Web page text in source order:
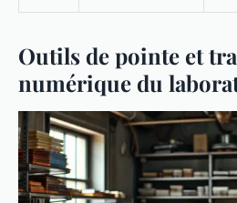
Outils de pointe et
numérique du